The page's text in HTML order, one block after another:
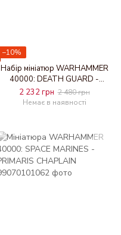
−10%
Набір мініатюр WARHAMMER
40000: DEATH GUARD -
BLIGHTLORD TERMINATORS
2 232 грн 2 480 грн
Немає в наявності